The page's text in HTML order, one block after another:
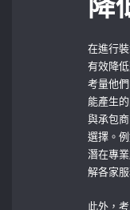
降
在進行
有效降
考量他
能產生
與承包
選擇。
潛在專
解各家
此外，